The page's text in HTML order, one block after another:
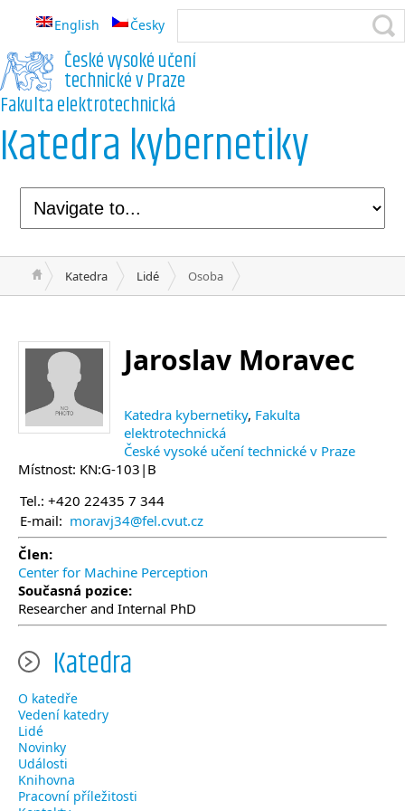
English Česky
České vysoké učení
technické v Praze
Fakulta elektrotechnická
Katedra kybernetiky
Katedra Lidé Osoba
Jaroslav Moravec
Katedra kybernetiky, Fakulta
elektrotechnická
České vysoké učení technické v Praze
Místnost: KN:G-103|B
Tel.: +420 22435 7 344
E-mail: moravj34@fel.cvut.cz
Člen:
Center for Machine Perception
Současná pozice:
Researcher and Internal PhD
Katedra
O katedře
Vedení katedry
Lidé
Novinky
Události
Knihovna
Pracovní příležitosti